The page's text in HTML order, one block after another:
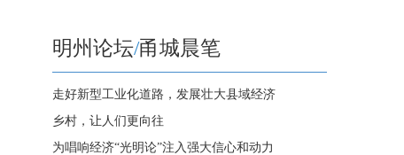
明州论坛/甬城晨笔
走好新型工业化道路，发展壮大县域经济
乡村，让人们更向往
为唱响经济“光明论”注入强大信心和动力